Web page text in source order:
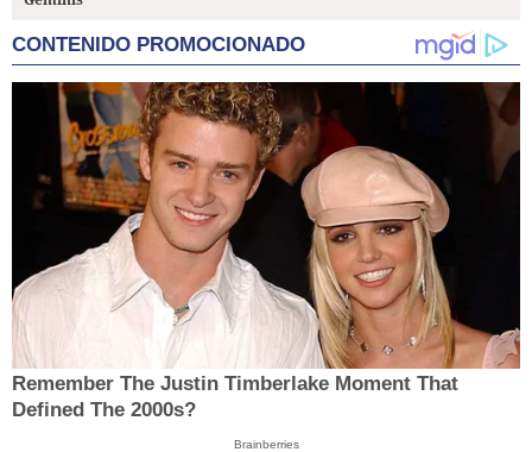
CONTENIDO PROMOCIONADO
Remember The Justin Timberlake Moment That
Defined The 2000s?
Brainberries